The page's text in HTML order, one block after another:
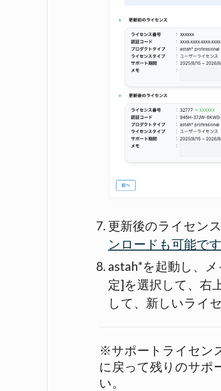
更新後のライセン
ンロードも可能で
astah*を起動し、
定]を選択して、右
して、新しいライ
※サポートライセン
に戻って残りのサポ
い。